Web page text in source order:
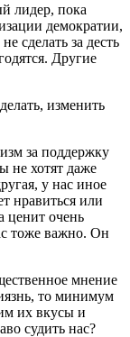
лидер, пока
демократии,
сделать за десть
Другие
изменить
за поддержку
не хотят даже
у нас иное
нравиться или
ценит очень
тоже важно. Он
мнение
то минимум
их вкусы и
судить нас?